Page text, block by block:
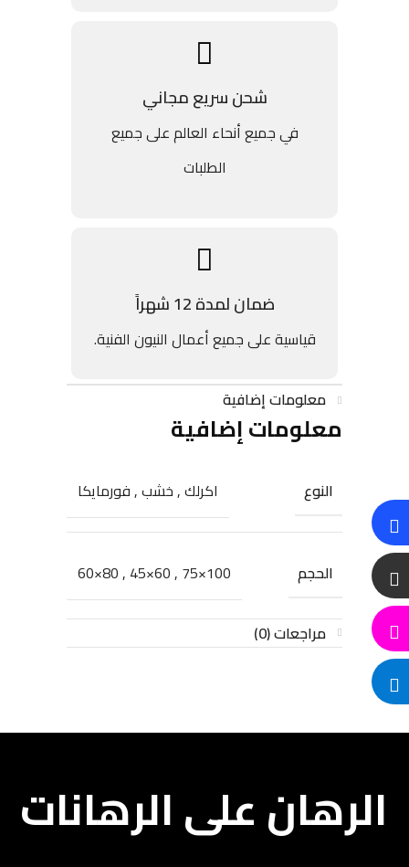
شحن سريع مجاني
في جميع أنحاء العالم على جميع
الطلبات
ضمان لمدة 12 شهراً
قياسية على جميع أعمال النيون الفنية.
معلومات إضافية
معلومات إضافية
النوع اكرلك,خشب,فورمايكا
الحجم 100×75
,
60×45
,
80×60
مراجعات (0)
الرهان على الرهانات